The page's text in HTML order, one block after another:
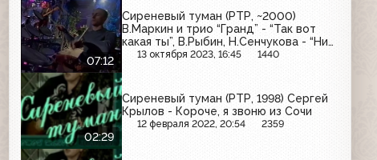
07:12
Сиреневый туман (РТР, ~2000)
В.Маркин и трио “Гранд” - “Так вот
какая ты”, В.Рыбин, Н.Сенчукова - “Ни
слова о любви”
13 октября 2023, 16:45 1440
02:29
Сиреневый туман (РТР, 1998) Сергей
Крылов - Короче, я звоню из Сочи
12 февраля 2022, 20:54 2359